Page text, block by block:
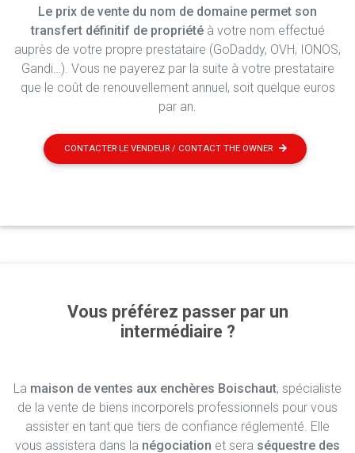
Le prix de vente du nom de domaine permet son
transfert définitif de propriétéà votre nom effectué
auprès de votre propre prestataire (GoDaddy, OVH, IONOS,
Gandi…). Vous ne payerez par la suite à votre prestataire
que le coût de renouvellement annuel, soit quelque euros
par an.
CONTACTER LE VENDEUR / CONTACT THE OWNER
Vous préférez passer par un
intermédiaire ?
La maison de ventes aux enchères Boischaut, spécialiste
de la vente de biens incorporels professionnels pour vous
assister en tant que tiers de confiance réglementé. Elle
vous assistera dans la négociation et sera séquestre des